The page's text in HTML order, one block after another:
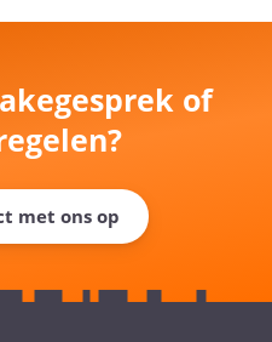
of
met ons op